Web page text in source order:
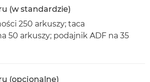
(w standardzie)
250 arkuszy; taca
50 arkuszy; podajnik ADF na 35
(opcjonalne)